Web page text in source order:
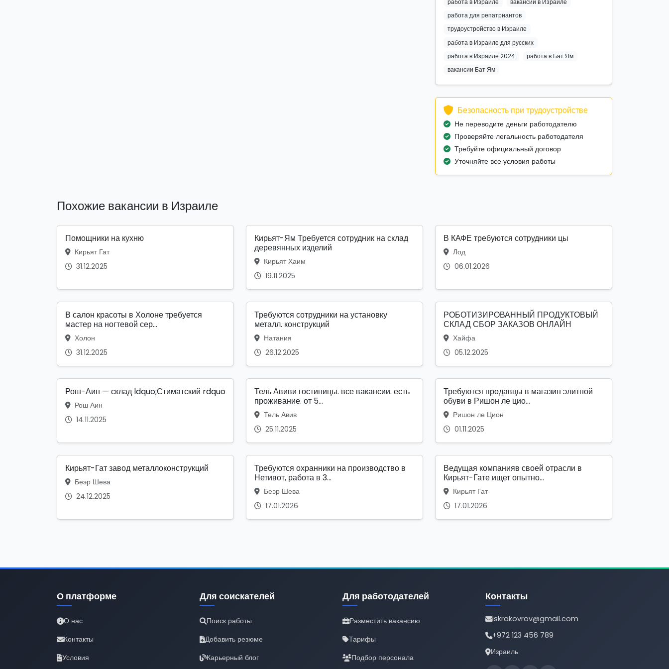
работа в Израиле
вакансии в Израиле
работа для репатриантов
трудоустройство в Израиле
работа в Израиле для русских
работа в Израиле 2024
работа в Бат Ям
вакансии Бат Ям
Безопасность при трудоустройстве
Не переводите деньги работодателю
Проверяйте легальность работодателя
Требуйте официальный договор
Уточняйте все условия работы
Похожие вакансии в Израиле
Помощники на кухню
Кирьят Гат
31.12.2025
Кирьят-Ям Требуется сотрудник на склад
деревянных изделий
Кирьят Хаим
19.11.2025
В КАФЕ требуются сотрудники цы
Лод
06.01.2026
В салон красоты в Холоне требуется
мастер на ногтевой сер...
Холон
31.12.2025
Требуются сотрудники на установку
металл. конструкций
Натания
26.12.2025
РОБОТИЗИРОВАННЫЙ ПРОДУКТОВЫЙ
СКЛАД СБОР ЗАКАЗОВ ОНЛАЙН
Хайфа
05.12.2025
Рош-Аин — склад ldquo;Стиматский rdquo
Рош Аин
14.11.2025
Тель Авиви гостиницы. все вакансии. есть
проживание. от 5...
Тель Авив
25.11.2025
Требуются продавцы в магазин элитной
обуви в Ришон ле цио...
Ришон ле Цион
01.11.2025
Кирьят-Гат завод металлоконструкций
Беэр Шева
24.12.2025
Требуются охранники на производство в
Нетивот, работа в 3...
Беэр Шева
17.01.2026
Ведущая компанияв своей отрасли в
Кирьят-Гате ищет опытно...
Кирьят Гат
17.01.2026
О платформе
О нас
Контакты
Условия
Для соискателей
Поиск работы
Добавить резюме
Карьерный блог
Для работодателей
Разместить вакансию
Тарифы
Подбор персонала
Контакты
iskrakovrov@gmail.com
+972 123 456 789
Израиль